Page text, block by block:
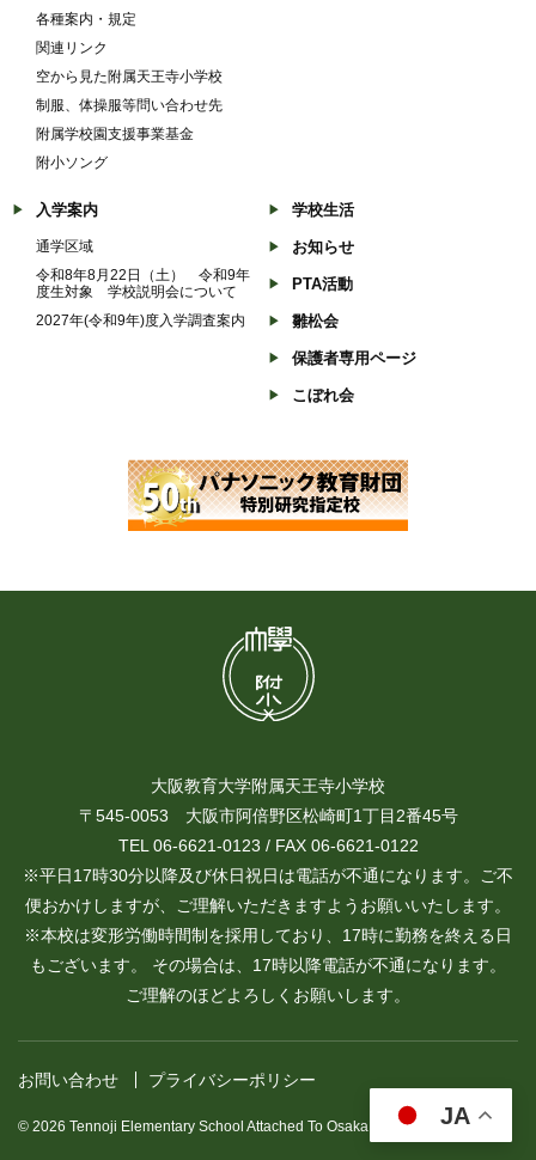
各種案内・規定
関連リンク
空から見た附属天王寺小学校
制服、体操服等問い合わせ先
附属学校園支援事業基金
附小ソング
入学案内
通学区域
令和8年8月22日（土） 令和9年
度生対象 学校説明会について
2027年(令和9年)度入学調査案内
学校生活
お知らせ
PTA活動
雛松会
保護者専用ページ
こぼれ会
大阪教育大学附属天王寺小学校
〒545-0053 大阪市阿倍野区松崎町1丁目2番45号
TEL 06-6621-0123 / FAX 06-6621-0122
※平日17時30分以降及び休日祝日は電話が不通になります。ご不
便おかけしますが、ご理解いただきますようお願いいたします。
※本校は変形労働時間制を採用しており、17時に勤務を終える日
もございます。 その場合は、17時以降電話が不通になります。
ご理解のほどよろしくお願いします。
お問い合わせ プライバシーポリシー
© 2026 Tennoji Elementary School Attached To Osaka Kyoiku University.
JA